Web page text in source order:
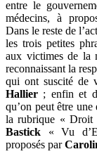
entre le
médecins, à
Dans le reste de
les trois petites
aux victimes de la
reconnaissant la
qui ont suscité de
Hallier ; enfin et
qu’on peut être
la rubrique « Droit
Bastick « Vu
proposés par